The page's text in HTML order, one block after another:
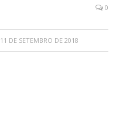
0
11 DE SETEMBRO DE 2018